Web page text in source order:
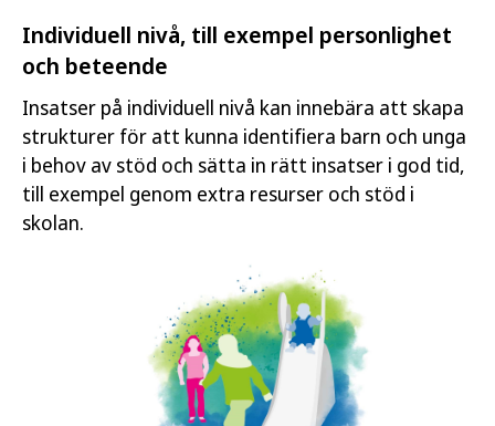
Individuell nivå, till exempel personlighet
och beteende
Insatser på individuell nivå kan innebära att skapa
strukturer för att kunna identifiera barn och unga
i behov av stöd och sätta in rätt insatser i god tid,
till exempel genom extra resurser och stöd i
skolan.